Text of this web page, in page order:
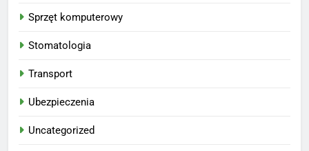
Sprzęt komputerowy
Stomatologia
Transport
Ubezpieczenia
Uncategorized